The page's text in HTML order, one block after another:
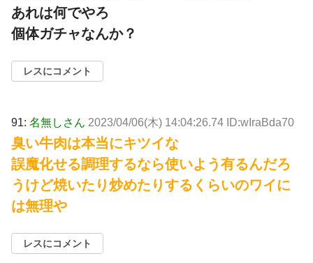
あれは何でやろ
個体ガチャなんか？
レスにコメント
91: 名無しさん 2023/04/06(木) 14:04:26.74 ID:wIraBda70
臭い牛肉は本当にキツイな
誤魔化せる調理するなら使いよう有るんだろ
うけど焼いたり炒めたりするくらいのワイに
は無理や
レスにコメント